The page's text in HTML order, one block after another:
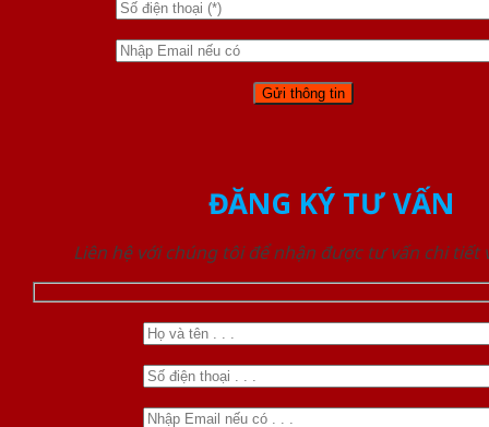
ĐĂNG KÝ TƯ VẤN
Liên hệ với chúng tôi để nhận được tư vấn chi tiết